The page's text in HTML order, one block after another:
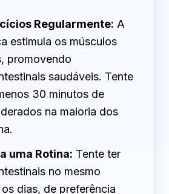
Regularmente: A
estimula os músculos
promovendo
saudáveis. Tente
30 minutos de
na maioria dos
uma Rotina: Tente ter
no mesmo
dias, de preferência